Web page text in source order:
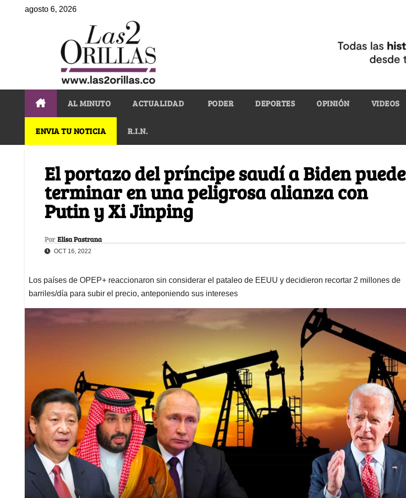
agosto 6, 2026
AL MINUTO ACTUALIDAD PODER DEPORTES OPINIÓN VIDEOS
ENVIA TU NOTICIA R.I.N.
El portazo del príncipe saudí a Biden puede
terminar en una peligrosa alianza con
Putin y Xi Jinping
Por Elisa Pastrana
OCT 16, 2022
Los países de OPEP+ reaccionaron sin considerar el pataleo de EEUU y decidieron recortar 2 millones de
barriles/día para subir el precio, anteponiendo sus intereses